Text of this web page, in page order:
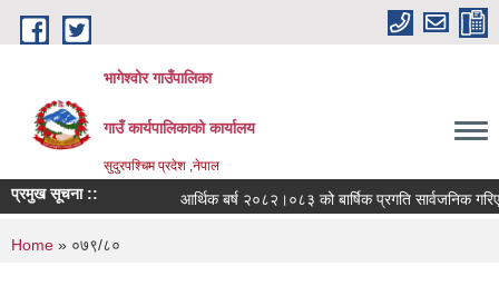
Skip to main content
भागेश्वोर गाउँपालिका
गाउँ कार्यपालिकाको कार्यालय
सुदुरपश्चिम प्रदेश ,नेपाल
प्रमुख सूचना :: आर्थिक बर्ष २०८२।०८३ को बार्षिक प्रगति सार्वजनिक गरिएको
You are here
Home » ०७९/८०